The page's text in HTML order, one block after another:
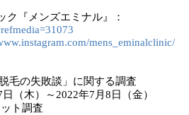
ク『メンズエミナル』：
mens_eminalclinic/
毛の失敗談」に関する調査
（木）～2022年7月8日（金）
ト調査